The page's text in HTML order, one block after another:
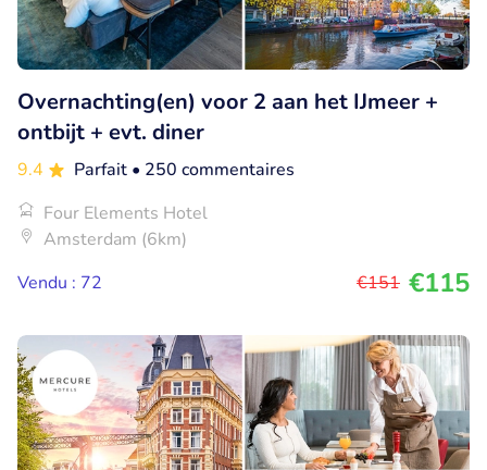
Overnachting(en) voor 2 aan het IJmeer +
ontbijt + evt. diner
9.4 Parfait • 250 commentaires
Four Elements Hotel
Amsterdam (6km)
Vendu : 72
€151 €115